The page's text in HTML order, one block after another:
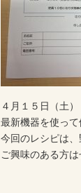
４月１５日（土
最新機器を使って
今回のレシピは
ご興味のある方は